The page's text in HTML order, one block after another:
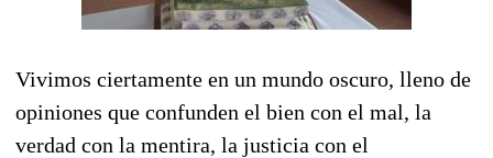
Vivimos ciertamente en un mundo oscuro, lleno de
opiniones que confunden el bien con el mal, la
verdad con la mentira, la justicia con el